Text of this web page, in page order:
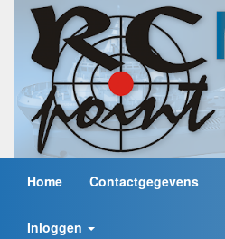
Home Contactgegevens
Inloggen